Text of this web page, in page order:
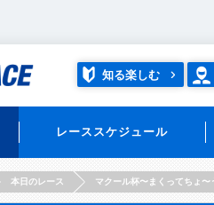
知る楽しむ
レーススケジュール
本日のレース マクール杯〜まくってちょ〜